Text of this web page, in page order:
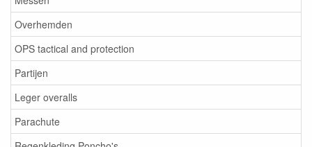
Overhemden
OPS tactical and protection
Partijen
Leger overalls
Parachute